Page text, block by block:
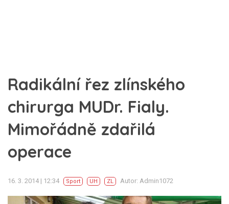
Radikální řez zlínského
chirurga MUDr. Fialy.
Mimořádně zdařilá
operace
16. 3. 2014 | 12:34 Sport UH ZL Autor: Admin1072